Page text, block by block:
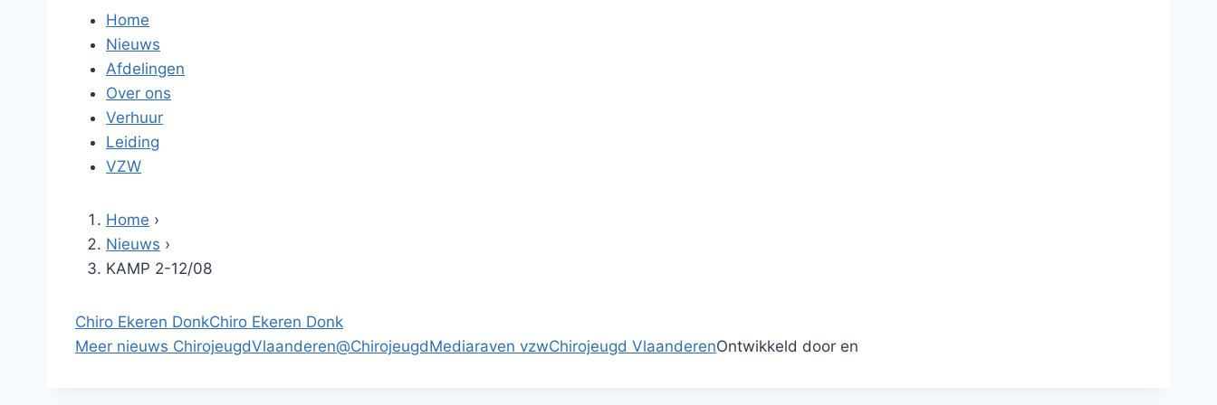
Home
Nieuws
Afdelingen
Over ons
Verhuur
Leiding
VZW
Home ›
Nieuws ›
KAMP 2-12/08
Chiro Ekeren DonkChiro Ekeren Donk
Meer nieuws ChirojeugdVlaanderen@ChirojeugdMediaraven vzwChirojeugd VlaanderenOntwikkeld door en